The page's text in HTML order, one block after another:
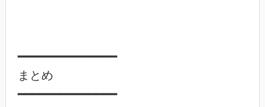
━━━━━━━━━━━━━━
まとめ
━━━━━━━━━━━━━━